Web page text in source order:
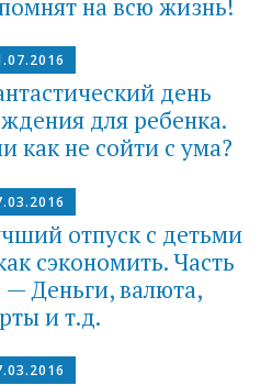
на всю жизнь!
день
для ребенка.
как не сойти с ума?
отпуск с детьми
сэкономить. Часть
Деньги, валюта,
и т.д.